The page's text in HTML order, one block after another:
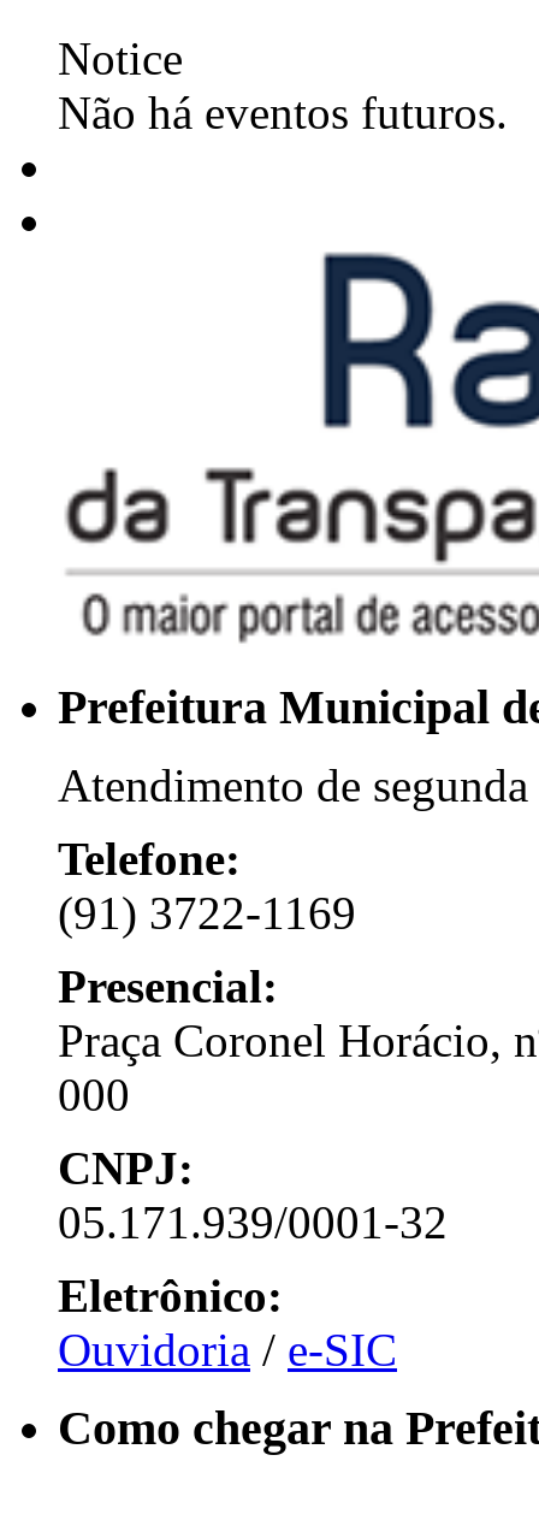
Notice
Não há eventos futuros.
Prefeitura Municipal
Atendimento de
Telefone:
(91) 3722-1169
Presencial:
Praça Coronel Horácio,
000
CNPJ:
05.171.939/0001-32
Eletrônico:
Ouvidoria / e-SIC
Como chegar na